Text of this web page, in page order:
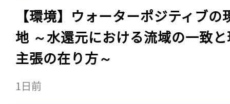
【環境】ウォーターポジティブの
地 ～水還元における流域の一致
主張の在り方～
1日前